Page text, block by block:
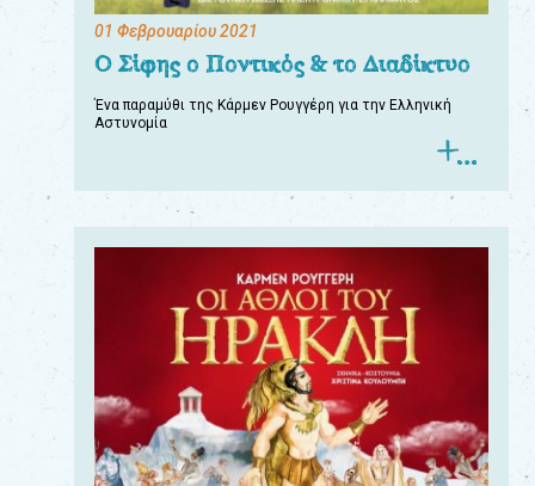
01 Φεβρουαρίου 2021
Ο Σίφης ο Ποντικός & το Διαδίκτυο
Ένα παραμύθι της Κάρμεν Ρουγγέρη για την Ελληνική
Αστυνομία